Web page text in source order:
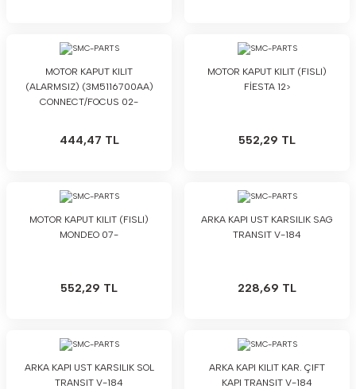
MOTOR KAPUT KILIT
(ALARMSIZ) (3M5116700AA)
CONNECT/FOCUS 02-
444,47 TL
MOTOR KAPUT KILIT (FISLI)
FİESTA 12>
552,29 TL
MOTOR KAPUT KILIT (FISLI)
MONDEO 07-
552,29 TL
ARKA KAPI UST KARSILIK SAG
TRANSIT V-184
228,69 TL
ARKA KAPI UST KARSILIK SOL
TRANSIT V-184
ARKA KAPI KILIT KAR. ÇIFT
KAPI TRANSIT V-184